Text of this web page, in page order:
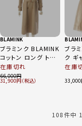
BLAMINK
ブラミンク BLAMINK
コットン ロング トレ
ンチコート ライナー
付き アウター 7925-
230-0203 ベージュ
在庫切れ
66,000
31,900
ブラ
ク ギ
カート シースル
7924-
在庫
33,000
108件中 1